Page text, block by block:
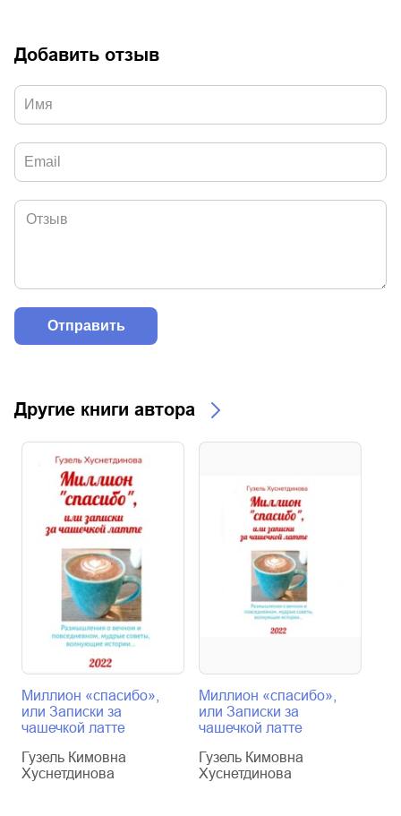
Добавить отзыв
Другие книги автора
Миллион «спасибо»,
или Записки за
чашечкой латте
Гузель Кимовна
Хуснетдинова
Миллион «спасибо»,
или Записки за
чашечкой латте
Гузель Кимовна
Хуснетдинова